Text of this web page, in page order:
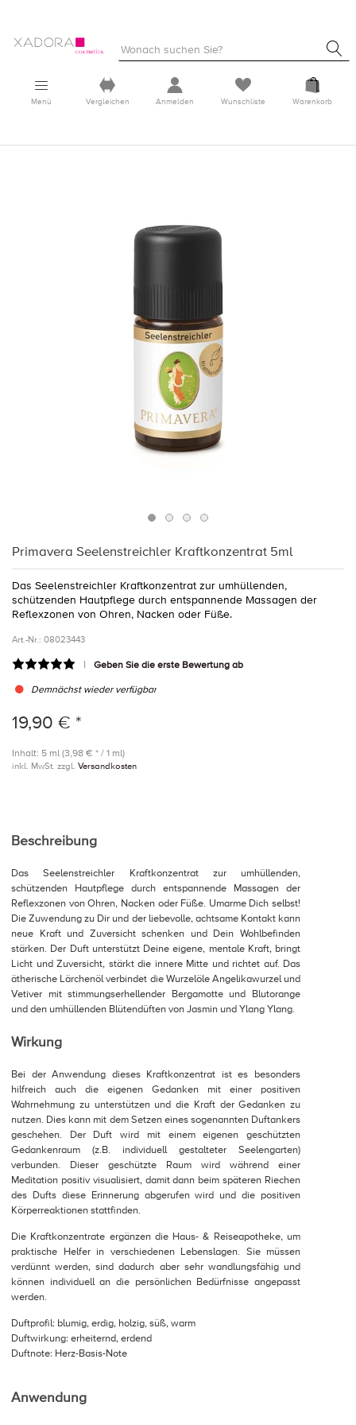
Menü Vergleichen Anmelden Wunschliste Warenkorb
Primavera Seelenstreichler Kraftkonzentrat 5ml
Das Seelenstreichler Kraftkonzentrat zur umhüllenden,
schützenden Hautpflege durch entspannende Massagen der
Reflexzonen von Ohren, Nacken oder Füße.
Art.-Nr.: 08023443
Geben Sie die erste Bewertung ab
Demnächst wieder verfügbar
19,90 € *
Inhalt: 5 ml (3,98 € * / 1 ml)
inkl. MwSt. zzgl. Versandkosten
Beschreibung
Das Seelenstreichler Kraftkonzentrat zur umhüllenden,
schützenden Hautpflege durch entspannende Massagen der
Reflexzonen von Ohren, Nacken oder Füße. Umarme Dich selbst!
Die Zuwendung zu Dir und der liebevolle, achtsame Kontakt kann
neue Kraft und Zuversicht schenken und Dein Wohlbefinden
stärken. Der Duft unterstützt Deine eigene, mentale Kraft, bringt
Licht und Zuversicht, stärkt die innere Mitte und richtet auf. Das
ätherische Lärchenöl verbindet die Wurzelöle Angelikawurzel und
Vetiver mit stimmungserhellender Bergamotte und Blutorange
und den umhüllenden Blütendüften von Jasmin und Ylang Ylang.
Wirkung
Bei der Anwendung dieses Kraftkonzentrat ist es besonders
hilfreich auch die eigenen Gedanken mit einer positiven
Wahrnehmung zu unterstützen und die Kraft der Gedanken zu
nutzen. Dies kann mit dem Setzen eines sogenannten Duftankers
geschehen. Der Duft wird mit einem eigenen geschützten
Gedankenraum (z.B. individuell gestalteter Seelengarten)
verbunden. Dieser geschützte Raum wird während einer
Meditation positiv visualisiert, damit dann beim späteren Riechen
des Dufts diese Erinnerung abgerufen wird und die positiven
Körperreaktionen stattfinden.
Die Kraftkonzentrate ergänzen die Haus- & Reiseapotheke, um
praktische Helfer in verschiedenen Lebenslagen. Sie müssen
verdünnt werden, sind dadurch aber sehr wandlungsfähig und
können individuell an die persönlichen Bedürfnisse angepasst
werden.
Duftprofil: blumig, erdig, holzig, süß, warm
Duftwirkung: erheiternd, erdend
Duftnote: Herz-Basis-Note
Anwendung